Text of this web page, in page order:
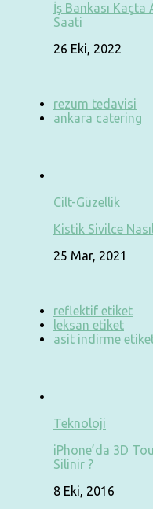
İş Bankası Kaçta
Saati
26 Eki, 2022
rezum tedavisi
ankara catering
Cilt-Güzellik
Kistik Sivilce
25 Mar, 2021
reflektif etiket
leksan etiket
asit indirme
Teknoloji
iPhone’da 3D
Silinir ?
8 Eki, 2016